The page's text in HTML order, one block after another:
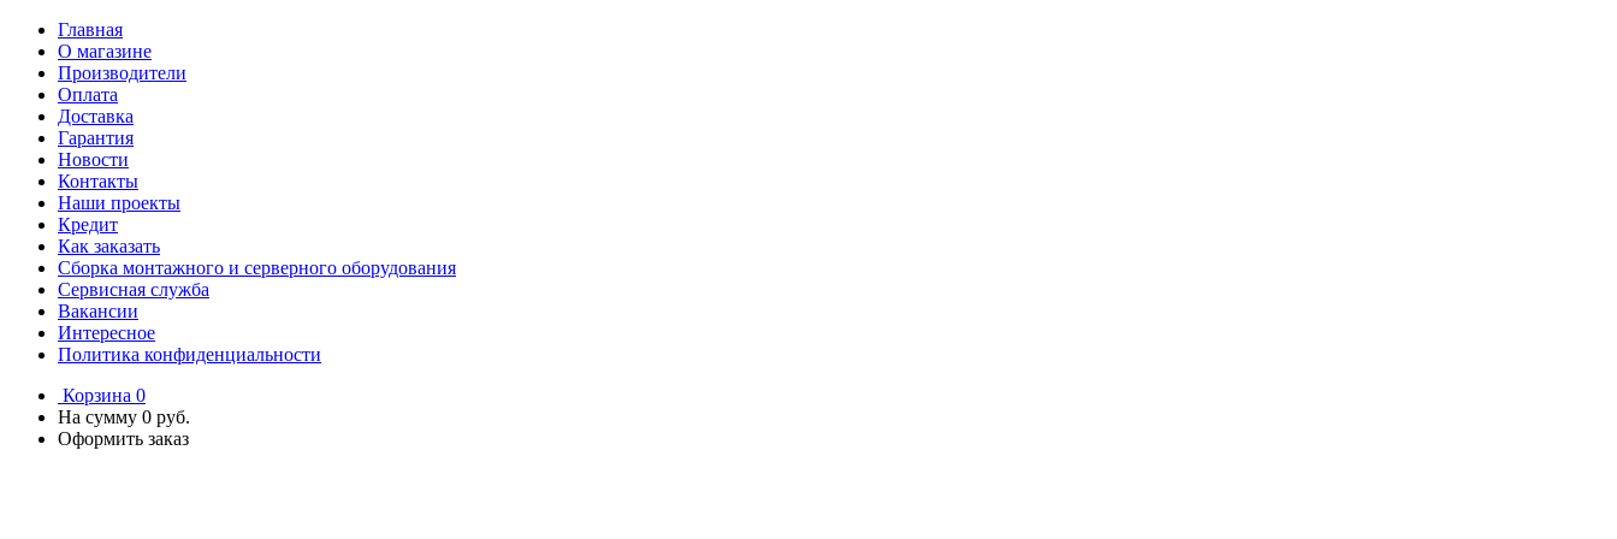
Главная
О магазине
Производители
Оплата
Доставка
Гарантия
Новости
Контакты
Наши проекты
Кредит
Как заказать
Сборка монтажного и серверного оборудования
Сервисная служба
Вакансии
Интересное
Политика конфиденциальности
Корзина 0
На сумму 0 руб.
Оформить заказ